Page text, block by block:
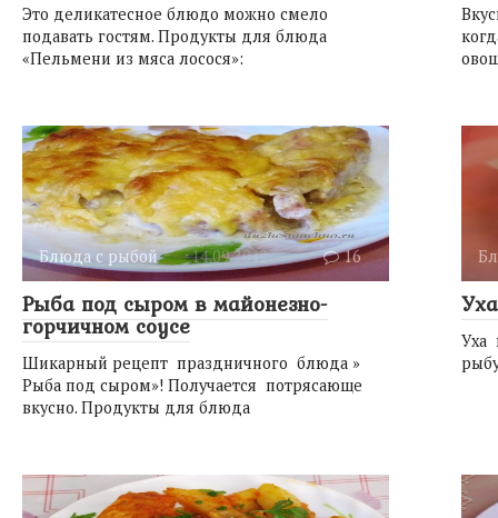
Это деликатесное блюдо можно смело
подавать гостям. Продукты для блюда
«Пельмени из мяса лосося»:
Блюда с рыбой 14.09.2012 16
Рыба под сыром в майонезно-
горчичном соусе
Шикарный рецепт праздничного блюда »
Рыба под сыром»! Получается потрясающе
вкусно. Продукты для блюда
Уха